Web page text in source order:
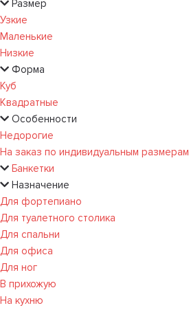
Размер
Узкие
Маленькие
Низкие
Форма
Куб
Квадратные
Особенности
Недорогие
На заказ по индивидуальным размерам
Банкетки
Назначение
Для фортепиано
Для туалетного столика
Для спальни
Для офиса
Для ног
В прихожую
На кухню